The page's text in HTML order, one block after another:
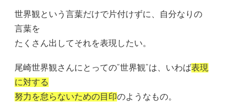
世界観という言葉だけで片付けずに、自分なりの
言葉を
たくさん出してそれを表現したい。
尾崎世界観さんにとっての”世界観”は、いわば表現
に対する
努力を怠らないための目印のようなもの。